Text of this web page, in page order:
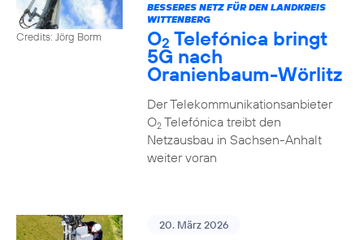
Credits: Jörg Borm
BESSERES NETZ FÜR DEN LANDKREIS
WITTENBERG
O2 Telefónica bringt
5G nach
Oranienbaum-Wörlitz
Der Telekommunikationsanbieter
O2Telefónica treibt den
Netzausbau in Sachsen-Anhalt
weiter voran
20. März 2026